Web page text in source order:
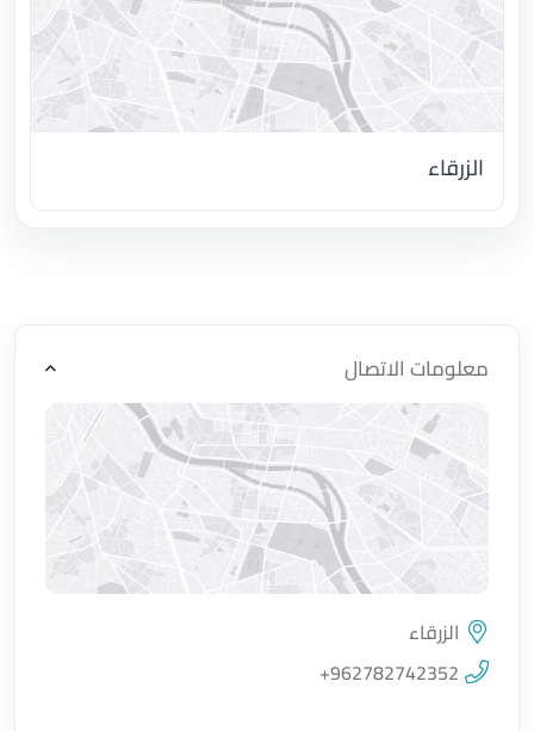
الزرقاء
معلومات الاتصال
اضغط لتحميل الموقع
الزرقاء
+962782742352